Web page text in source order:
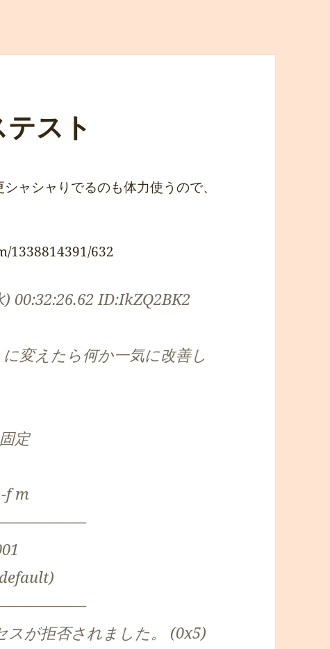
スト
ャシャりでるのも体力使うので、
1338814391/632
00:32:26.62 ID:IkZQ2BK2
変えたら何か一気に改善し
定
f m
スが拒否されました。 (0x5)